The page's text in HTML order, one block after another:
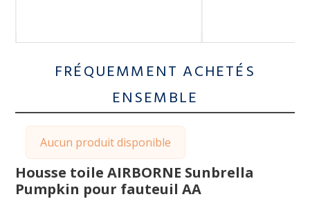
FRÉQUEMMENT ACHETÉS
ENSEMBLE
Aucun produit disponible
Housse toile AIRBORNE Sunbrella
Pumpkin pour fauteuil AA